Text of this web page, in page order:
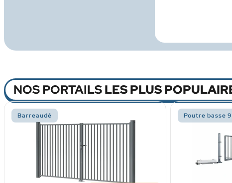
NOS PORTAILSLES PLUS
Barreaudé Poutre basse